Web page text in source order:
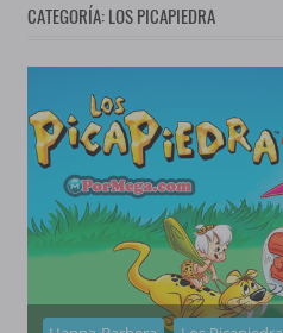
CATEGORÍA:LOS PICAPIEDRA